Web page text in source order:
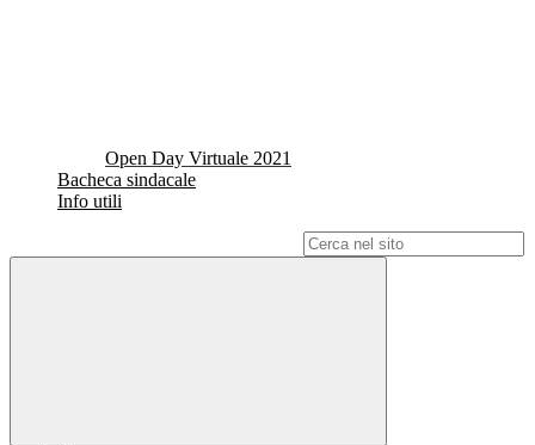
Open Day Virtuale 2021
Bacheca sindacale
Info utili